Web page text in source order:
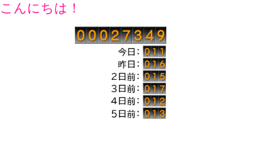
こんにちは！